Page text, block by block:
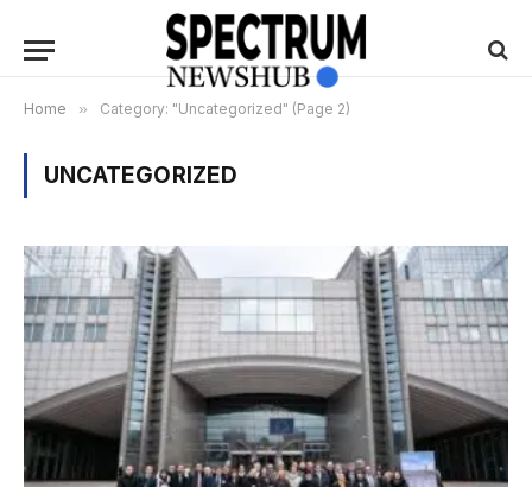
Home » Category: "Uncategorized" (Page 2)
UNCATEGORIZED